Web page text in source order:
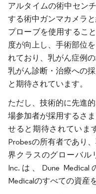
アルタイムの術中セン
する術中ガンマカメラ
プローブを使用するこ
度が向上し、手術部位
れており、乳がん症例
乳がん診断・治療への
と期待されています。
ただし、技術的に先進
場参加者が採用するさ
せると期待されていま
Probesの所有者であり
界クラスのグローバル
Inc.は、Dune Medical
Medicalのすべての資産